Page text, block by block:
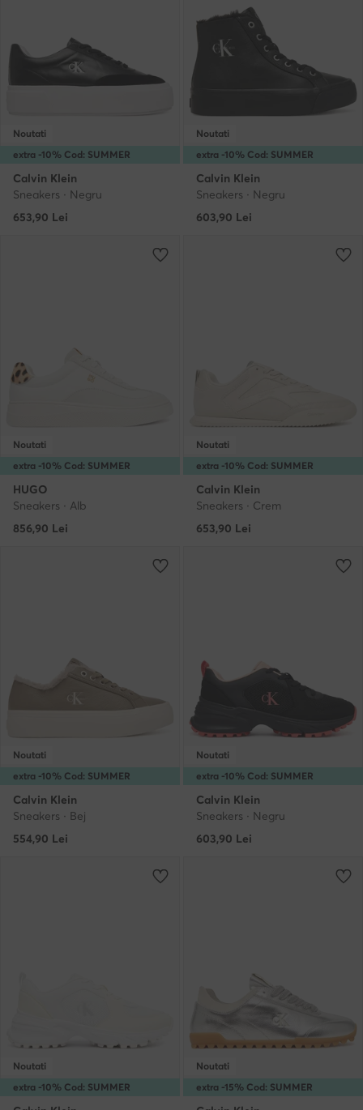
extra -10% Cod: SUMMER
Noutati
Calvin Klein
Sneakers · Negru
653,90 Lei
extra -10% Cod: SUMMER
Noutati
Calvin Klein
Sneakers · Negru
603,90 Lei
extra -10% Cod: SUMMER
Noutati
HUGO
Sneakers · Alb
856,90 Lei
extra -10% Cod: SUMMER
Noutati
Calvin Klein
Sneakers · Crem
653,90 Lei
extra -10% Cod: SUMMER
Noutati
Calvin Klein
Sneakers · Bej
554,90 Lei
extra -10% Cod: SUMMER
Noutati
Calvin Klein
Sneakers · Negru
603,90 Lei
extra -10% Cod: SUMMER
Noutati
extra -15% Cod: SUMMER
Noutati